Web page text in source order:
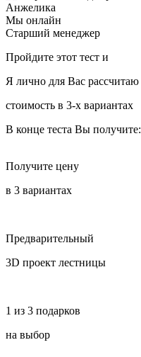
Анжелика
Мы онлайн
Старший менеджер
Пройдите этот тест и
Я лично для Вас рассчитаю
стоимость в 3-х вариантах
В конце теста Вы получите:
Получите цену
в 3 вариантах
Предварительный
3D проект лестницы
1 из 3 подарков
на выбор